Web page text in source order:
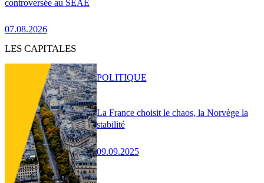
controversée au SEAE
07.08.2026
LES CAPITALES
La France choisit le chaos, la Norvège la
stabilité
09.09.2025
POLITIQUE